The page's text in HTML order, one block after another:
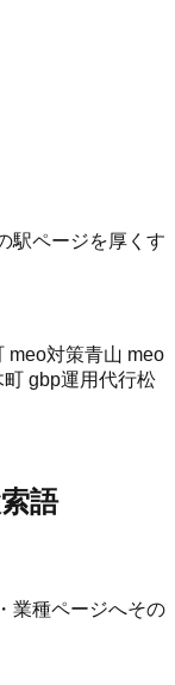
駅ページを厚くす
meo対策青山 meo
町 gbp運用代行松
語
業種ページへその